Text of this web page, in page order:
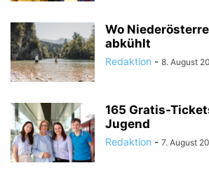
Wo
abkühlt
Redaktion - 8. August
165 Gratis-
Jugend
Redaktion - 7. August